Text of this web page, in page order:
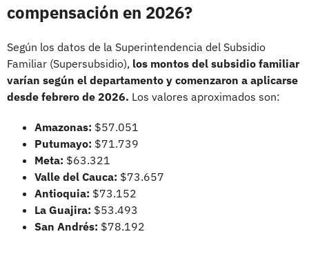
compensación en 2026?
Según los datos de la Superintendencia del Subsidio
Familiar (Supersubsidio), los montos del subsidio familiar
varían según el departamento y comenzaron a aplicarse
desde febrero de 2026. Los valores aproximados son:
Amazonas: $57.051
Putumayo: $71.739
Meta: $63.321
Valle del Cauca: $73.657
Antioquia: $73.152
La Guajira: $53.493
San Andrés: $78.192